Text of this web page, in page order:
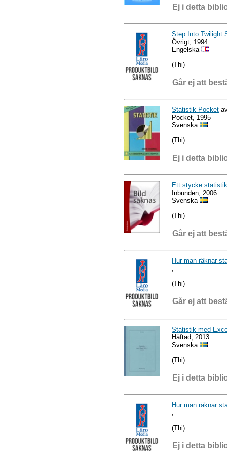
Ej i detta
Step Into Twilight
Övrigt, 1994
Engelska
(Thi)
Går ej att
Statistik Pocket
Pocket, 1995
Svenska
(Thi)
Ej i detta
Ett stycke statistik
Inbunden, 2006
Svenska
(Thi)
Går ej att
Hur man räknar
(Thi)
Går ej att
Statistik med
Häftad, 2013
Svenska
(Thi)
Ej i detta
Hur man räknar
(Thi)
Ej i detta